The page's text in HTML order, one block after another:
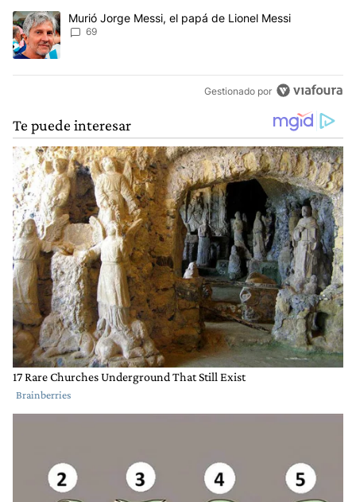
Un artículo de tendencia con el título "Murió Jorge Messi, el
Murió Jorge Messi, el papá de Lionel Messi
69
Gestionado por